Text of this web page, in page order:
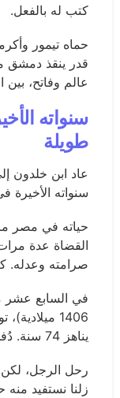
كتب له بالفعل.
حماه تيمور
قدر ينقذ دمشق
عالم وفاتح،
سنواته
طويلة
عاد ابن خلدون
سنواته الأخيرة
حياته في مصر
القضاة عدة
صرامته وعدله.
1406 ميلادية)، توفي ابن خلدون في
يناهز 74 سنة. دُفن في مقابر الصوفية خارج باب النصر.
رحل الرجل،
زلنا نستفيد منه